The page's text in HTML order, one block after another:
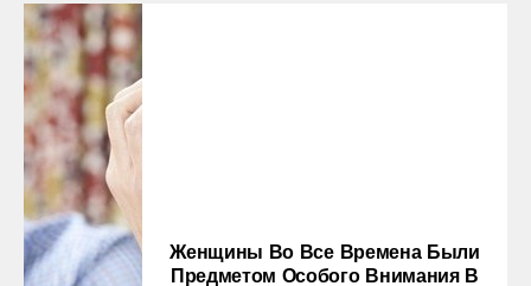
Женщины Во Все Времена Были
Предметом Особого Внимания В